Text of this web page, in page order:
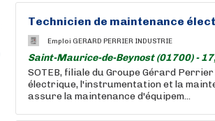
Technicien de maintenance
Emploi GERARD PERRIER INDUSTRIE
Saint-Maurice-de-Beynost (01700) -
SOTEB, filiale du Groupe Gérard
électrique, l'instrumentation et la
assure la maintenance d'équipem...